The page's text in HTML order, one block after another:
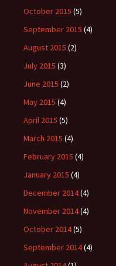
October 2015 (5)
September 2015 (4)
August 2015 (2)
July 2015 (3)
June 2015 (2)
May 2015 (4)
April 2015 (5)
March 2015 (4)
February 2015 (4)
January 2015 (4)
December 2014(4)
November 2014(4)
October 2014(5)
September 2014(4)